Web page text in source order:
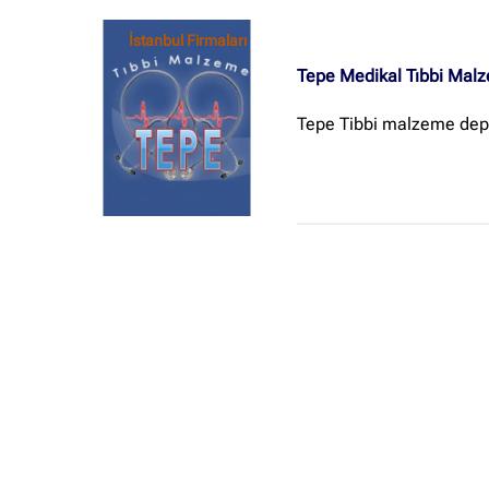
İstanbul Firmaları
Tepe Medikal Tıbbi
Tepe Tibbi malzeme